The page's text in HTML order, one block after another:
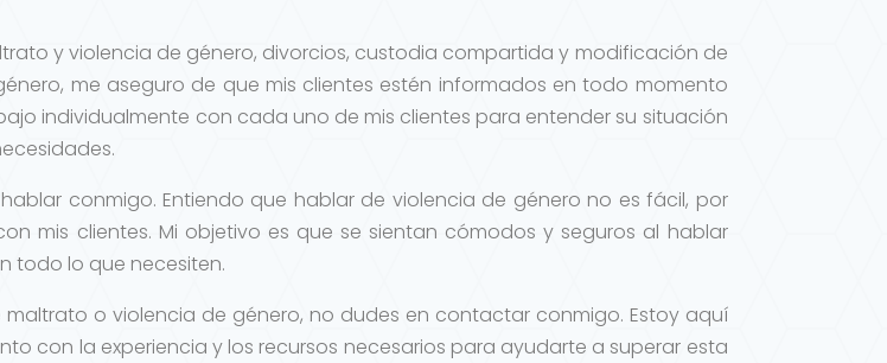
y violencia de género, divorcios, custodia compartida y modificación de
me aseguro de que mis clientes estén informados en todo momento
individualmente con cada uno de mis clientes para entender su situación
conmigo. Entiendo que hablar de violencia de género no es fácil, por
mis clientes. Mi objetivo es que se sientan cómodos y seguros al hablar
todo lo que necesiten.
o violencia de género, no dudes en contactar conmigo. Estoy aquí
con la experiencia y los recursos necesarios para ayudarte a superar esta